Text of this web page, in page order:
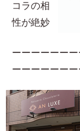
コラの相
性が絶妙
ーーーーーー
ーーーーーー